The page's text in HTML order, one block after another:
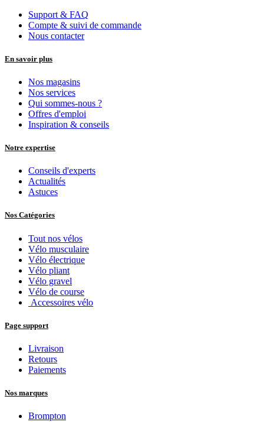
Support & FAQ
Compte & suivi de commande
Nous contacter
En savoir plus
Nos magasins
Nos services
Qui sommes-nous ?
Offres d'emploi
Inspiration & conseils
Notre expertise
Conseils d'experts
Actualités
Astuces
Nos Catégories
Tout nos vélos
Vélo musculaire
Vélo électrique
Vélo pliant
Vélo gravel
Vélo de course
Accessoires vélo
Page support
Livraison
Retours
Paiements
Nos marques
Brompton